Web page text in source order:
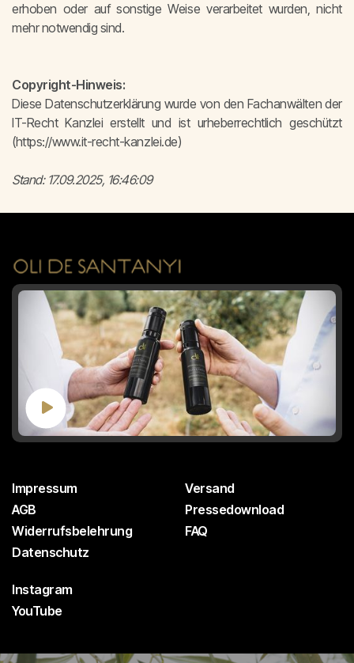
erhoben oder auf sonstige Weise verarbeitet wurden, nicht
mehr notwendig sind.
Copyright-Hinweis:
Diese Datenschutzerklärung wurde von den Fachanwälten der
IT-Recht Kanzlei erstellt und ist urheberrechtlich geschützt
(https://www.it-recht-kanzlei.de)
Stand: 17.09.2025, 16:46:09

Impressum
AGB
Widerrufsbelehrung
Datenschutz
Versand
Pressedownload
FAQ
Instagram
YouTube